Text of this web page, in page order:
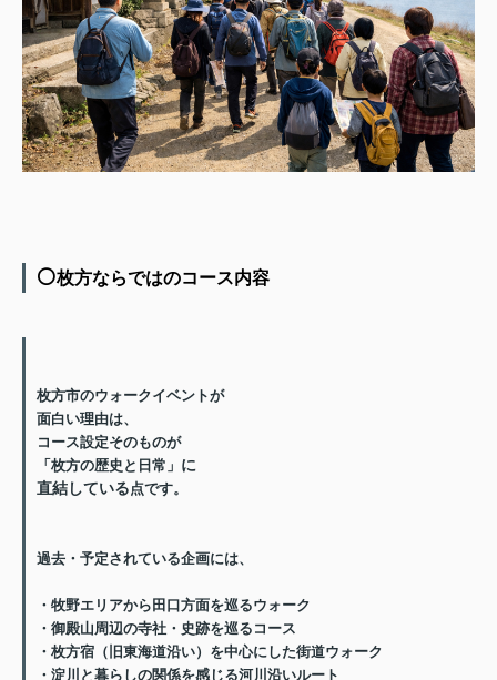
⚪️枚方ならではのコース内容
枚方市のウォークイベントが
面白い理由は、
コース設定そのものが
「枚方の歴史と日常」 に
直結している点です。
過去・予定されている企画には、
・牧野エリアから田口方面を巡るウォーク
・御殿山周辺の寺社・史跡を巡るコース
・枚方宿（旧東海道沿い）を中心にした街道ウォーク
・淀川と暮らしの関係を感じる河川沿いルート